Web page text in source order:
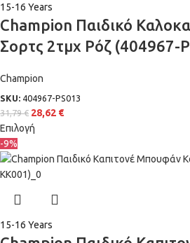
15-16 Years
Champion Παιδικό
Σορτς 2τμχ Ρόζ (404967-
Champion
SKU: 404967-PS013
31,79€ 28,62 €
Επιλογή
-9%
15-16 Years